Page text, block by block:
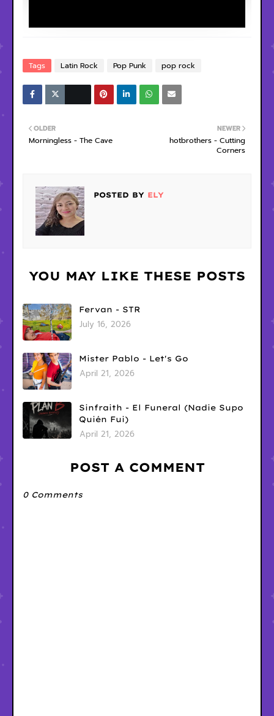
Tags Latin Rock Pop Punk pop rock
NEWER
hotbrothers - Cutting
Corners
OLDER
Morningless - The Cave
POSTED BY ELY
YOU MAY LIKE THESE POSTS
Fervan - STR
July 16, 2026
Mister Pablo - Let's Go
April 21, 2026
Sinfraith - El Funeral (Nadie Supo
Quién Fui)
April 21, 2026
POST A COMMENT
0 Comments